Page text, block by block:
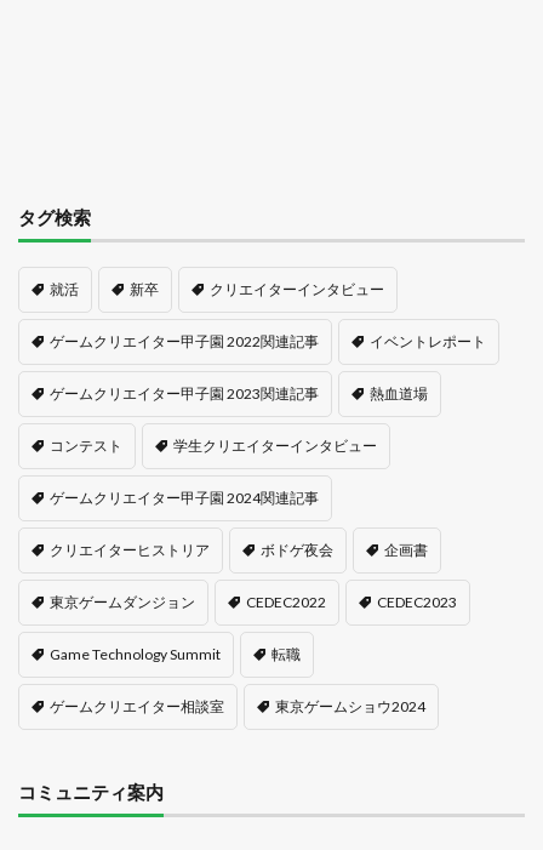
タグ検索
就活 新卒 クリエイターインタビュー
ゲームクリエイター甲子園 2022関連記事 イベントレポート
ゲームクリエイター甲子園 2023関連記事 熱血道場
コンテスト 学生クリエイターインタビュー
ゲームクリエイター甲子園 2024関連記事
クリエイターヒストリア ボドゲ夜会 企画書
東京ゲームダンジョン CEDEC2022 CEDEC2023
Game Technology Summit 転職
ゲームクリエイター相談室 東京ゲームショウ2024
コミュニティ案内